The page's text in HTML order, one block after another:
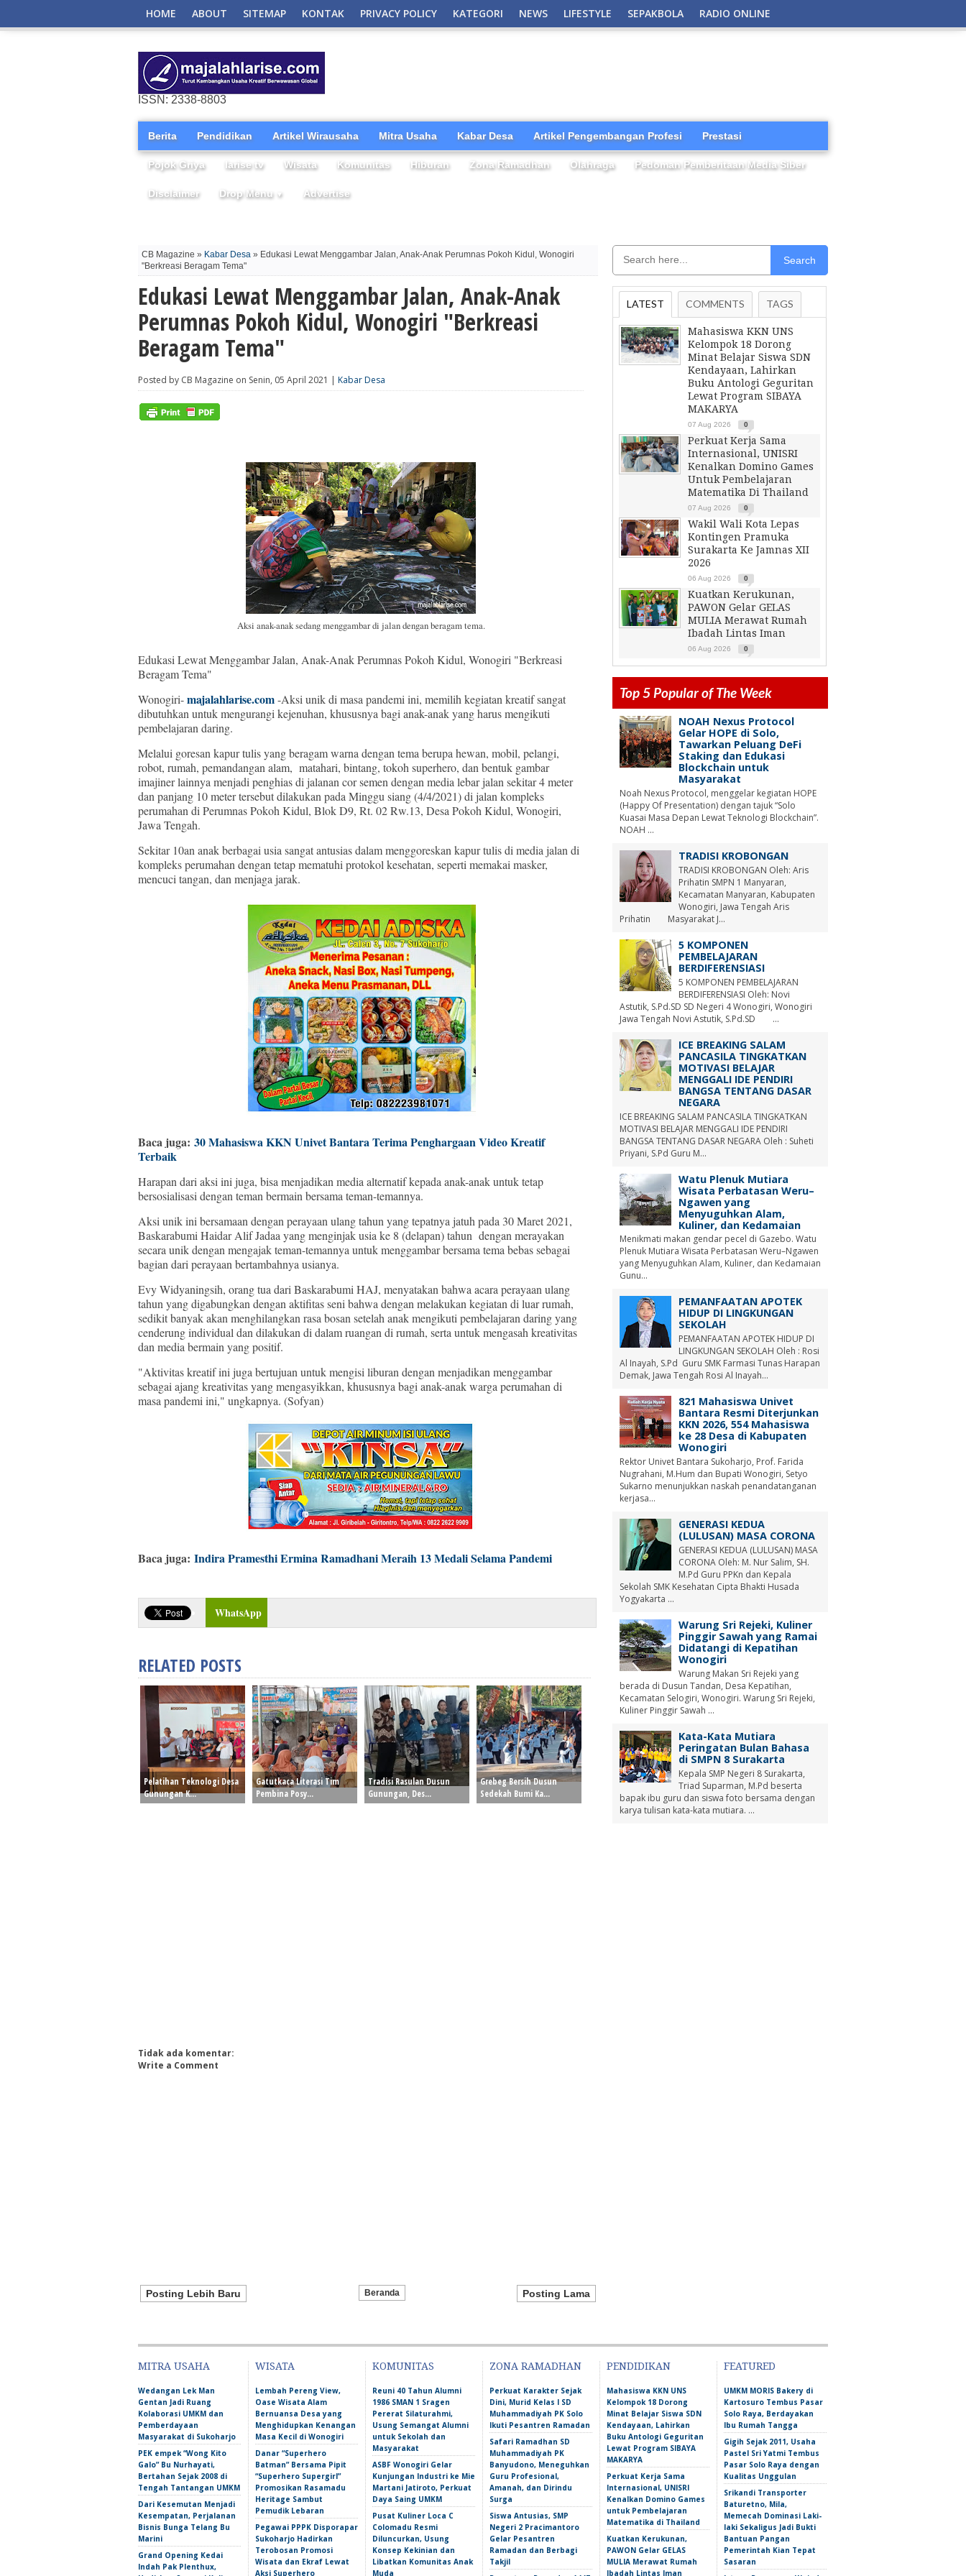
HOME ABOUT SITEMAP KONTAK PRIVACY POLICY KATEGORI NEWS LIFESTYLE SEPAKBOLA RADIO ONLINE
ISSN: 2338-8803
Berita Pendidikan Artikel Wirausaha Mitra Usaha Kabar Desa Artikel Pengembangan Profesi Prestasi
Pojok Griya larise tv Wisata Komunitas Hiburan Zona Ramadhan Olahraga Pedoman Pemberitaan Media Siber
Disclaimer Drop Menu ▼ Advertise
CB Magazine » Kabar Desa » Edukasi Lewat Menggambar Jalan, Anak-Anak Perumnas Pokoh Kidul, Wonogiri
"Berkreasi Beragam Tema"
Edukasi Lewat Menggambar Jalan, Anak-Anak
Perumnas Pokoh Kidul, Wonogiri "Berkreasi
Beragam Tema"
Posted by CB Magazine on Senin, 05 April 2021 | Kabar Desa
Aksi anak-anak sedang menggambar di jalan dengan beragam tema.
Edukasi Lewat Menggambar Jalan, Anak-Anak Perumnas Pokoh Kidul, Wonogiri "Berkreasi
Beragam Tema"
Wonogiri-majalahlarise.com-Aksi unik di masa pandemi ini, memilih kegiatan kreatif sangat
dibutuhkan untuk mengurangi kejenuhan, khususnya bagi anak-anak yang harus mengikuti
pembelajaran daring.
Melalui goresan kapur tulis yang beragam warna dengan tema berupa hewan, mobil, pelangi,
robot, rumah, pemandangan alam, matahari, bintang, tokoh superhero, dan bentuk gambar
imajiner lainnya menjadi penghias di jalanan cor semen dengan media lebar jalan sekitar 4 meter
dan panjang 10 meter tersebut dilakukan pada Minggu siang (4/4/2021) di jalan kompleks
perumahan di Perumnas Pokoh Kidul, Blok D9, Rt. 02 Rw.13, Desa Pokoh Kidul, Wonogiri,
Jawa Tengah.
Sekitar 10an anak berbagai usia sangat antusias dalam menggoreskan kapur tulis di media jalan di
kompleks perumahan dengan tetap mematuhi protokol kesehatan, seperti memakai masker,
mencuci tangan, dan menjaga jarak.
Baca juga: 30 Mahasiswa KKN Univet Bantara Terima Penghargaan Video Kreatif
Terbaik
Harapan dari aksi ini juga, bisa menjadikan media alternatif kepada anak-anak untuk tetap
bersosialisasi dengan teman bermain bersama teman-temannya.
Aksi unik ini bersamaan dengan perayaan ulang tahun yang tepatnya jatuh pada 30 Maret 2021,
Baskarabumi Haidar Alif Jadaa yang menginjak usia ke 8 (delapan) tahun dengan merayakan
secara unik dengan mengajak teman-temannya untuk menggambar bersama tema bebas sebagai
bagian dari perayaan bertambahnya usianya.
Evy Widyaningsih, orang tua dari Baskarabumi HAJ, menyatakan bahwa acara perayaan ulang
tahun yang digabungkan dengan aktifitas seni bahwa dengan melakukan kegiatan di luar rumah,
sedikit banyak akan menghilangkan rasa bosan setelah anak mengikuti pembelajaran daring yang
cenderung individual dan dilakukan di dalam ruangan di rumah, serta untuk mengasah kreativitas
dan media bermain yang positif.
"Aktivitas kreatif ini juga bertujuan untuk mengisi liburan dengan menjadikan menggambar
sebagai ajang kreativitas yang mengasyikkan, khususnya bagi anak-anak warga perumahan di
masa pandemi ini," ungkapnya. (Sofyan)
Baca juga: Indira Pramesthi Ermina Ramadhani Meraih 13 Medali Selama Pandemi
WhatsApp
RELATED POSTS
Pelatihan Teknologi Desa
Gunungan K...
Gatutkaca Literasi Tim
Pembina Posy...
Tradisi Rasulan Dusun
Gunungan, Des...
Grebeg Bersih Dusun
Sedekah Bumi Ka...
Tidak ada komentar:
Write a Comment
Posting Lebih Baru Posting Lama
Beranda
Search
LATEST COMMENTS TAGS
Mahasiswa KKN UNS
Kelompok 18 Dorong
Minat Belajar Siswa SDN
Kendayaan, Lahirkan
Buku Antologi Geguritan
Lewat Program SIBAYA
MAKARYA
07 Aug 2026 0
Perkuat Kerja Sama
Internasional, UNISRI
Kenalkan Domino Games
Untuk Pembelajaran
Matematika Di Thailand
07 Aug 2026 0
Wakil Wali Kota Lepas
Kontingen Pramuka
Surakarta Ke Jamnas XII
2026
06 Aug 2026 0
Kuatkan Kerukunan,
PAWON Gelar GELAS
MULIA Merawat Rumah
Ibadah Lintas Iman
06 Aug 2026 0
Top 5 Popular of The Week
NOAH Nexus Protocol
Gelar HOPE di Solo,
Tawarkan Peluang DeFi
Staking dan Edukasi
Blockchain untuk
Masyarakat
Noah Nexus Protocol, menggelar kegiatan HOPE
(Happy Of Presentation) dengan tajuk “Solo
Kuasai Masa Depan Lewat Teknologi Blockchain”.
NOAH ...
TRADISI KROBONGAN
TRADISI KROBONGAN Oleh: Aris
Prihatin SMPN 1 Manyaran,
Kecamatan Manyaran, Kabupaten
Wonogiri, Jawa Tengah Aris
Prihatin Masyarakat J...
5 KOMPONEN
PEMBELAJARAN
BERDIFERENSIASI
5 KOMPONEN PEMBELAJARAN
BERDIFERENSIASI Oleh: Novi
Astutik, S.Pd.SD SD Negeri 4 Wonogiri, Wonogiri
Jawa Tengah Novi Astutik, S.Pd.SD ...
ICE BREAKING SALAM
PANCASILA TINGKATKAN
MOTIVASI BELAJAR
MENGGALI IDE PENDIRI
BANGSA TENTANG DASAR
NEGARA
ICE BREAKING SALAM PANCASILA TINGKATKAN
MOTIVASI BELAJAR MENGGALI IDE PENDIRI
BANGSA TENTANG DASAR NEGARA Oleh : Suheti
Priyani, S.Pd Guru M...
Watu Plenuk Mutiara
Wisata Perbatasan Weru–
Ngawen yang
Menyuguhkan Alam,
Kuliner, dan Kedamaian
Menikmati makan gendar pecel di Gazebo. Watu
Plenuk Mutiara Wisata Perbatasan Weru–Ngawen
yang Menyuguhkan Alam, Kuliner, dan Kedamaian
Gunu...
PEMANFAATAN APOTEK
HIDUP DI LINGKUNGAN
SEKOLAH
PEMANFAATAN APOTEK HIDUP DI
LINGKUNGAN SEKOLAH Oleh : Rosi
Al Inayah, S.Pd Guru SMK Farmasi Tunas Harapan
Demak, Jawa Tengah Rosi Al Inayah...
821 Mahasiswa Univet
Bantara Resmi Diterjunkan
KKN 2026, 554 Mahasiswa
ke 28 Desa di Kabupaten
Wonogiri
Rektor Univet Bantara Sukoharjo, Prof. Farida
Nugrahani, M.Hum dan Bupati Wonogiri, Setyo
Sukarno menunjukkan naskah penandatanganan
kerjasa...
GENERASI KEDUA
(LULUSAN) MASA CORONA
GENERASI KEDUA (LULUSAN) MASA
CORONA Oleh: M. Nur Salim, SH.
M.Pd Guru PPKn dan Kepala
Sekolah SMK Kesehatan Cipta Bhakti Husada
Yogyakarta ...
Warung Sri Rejeki, Kuliner
Pinggir Sawah yang Ramai
Didatangi di Kepatihan
Wonogiri
Warung Makan Sri Rejeki yang
berada di Dusun Tandan, Desa Kepatihan,
Kecamatan Selogiri, Wonogiri. Warung Sri Rejeki,
Kuliner Pinggir Sawah ...
Kata-Kata Mutiara
Peringatan Bulan Bahasa
di SMPN 8 Surakarta
Kepala SMP Negeri 8 Surakarta,
Triad Suparman, M.Pd beserta
bapak ibu guru dan siswa foto bersama dengan
karya tulisan kata-kata mutiara. ...
MITRA USAHA
Wedangan Lek Man
Gentan Jadi Ruang
Kolaborasi UMKM dan
Pemberdayaan
Masyarakat di Sukoharjo
PEK empek “Wong Kito
Galo” Bu Nurhayati,
Bertahan Sejak 2008 di
Tengah Tantangan UMKM
Dari Kesemutan Menjadi
Kesempatan, Perjalanan
Bisnis Bunga Telang Bu
Marini
Grand Opening Kedai
Indah Pak Plenthux,
WISATA
Lembah Pereng View,
Oase Wisata Alam
Bernuansa Desa yang
Menghidupkan Kenangan
Masa Kecil di Wonogiri
Danar “Superhero
Batman” Bersama Pipit
“Superhero Supergirl”
Promosikan Rasamadu
Heritage Sambut
Pemudik Lebaran
Pegawai PPPK Disporapar
Sukoharjo Hadirkan
Terobosan Promosi
Wisata dan Ekraf Lewat
Aksi Superhero
KOMUNITAS
Reuni 40 Tahun Alumni
1986 SMAN 1 Sragen
Pererat Silaturahmi,
Usung Semangat Alumni
untuk Sekolah dan
Masyarakat
ASBF Wonogiri Gelar
Kunjungan Industri ke Mie
Martani Jatiroto, Perkuat
Daya Saing UMKM
Pusat Kuliner Loca C
Colomadu Resmi
Diluncurkan, Usung
Konsep Kekinian dan
Libatkan Komunitas Anak
Muda
ZONA RAMADHAN
Perkuat Karakter Sejak
Dini, Murid Kelas I SD
Muhammadiyah PK Solo
Ikuti Pesantren Ramadan
Safari Ramadhan SD
Muhammadiyah PK
Banyudono, Meneguhkan
Guru Profesional,
Amanah, dan Dirindu
Surga
Siswa Antusias, SMP
Negeri 2 Pracimantoro
Gelar Pesantren
Ramadan dan Berbagi
Takjil
PENDIDIKAN
Mahasiswa KKN UNS
Kelompok 18 Dorong
Minat Belajar Siswa SDN
Kendayaan, Lahirkan
Buku Antologi Geguritan
Lewat Program SIBAYA
MAKARYA
Perkuat Kerja Sama
Internasional, UNISRI
Kenalkan Domino Games
untuk Pembelajaran
Matematika di Thailand
Kuatkan Kerukunan,
PAWON Gelar GELAS
MULIA Merawat Rumah
Ibadah Lintas Iman
FEATURED
UMKM MORIS Bakery di
Kartosuro Tembus Pasar
Solo Raya, Berdayakan
Ibu Rumah Tangga
Gigih Sejak 2011, Usaha
Pastel Sri Yatmi Tembus
Pasar Solo Raya dengan
Kualitas Unggulan
Srikandi Transporter
Baturetno, Mila,
Memecah Dominasi Laki-
laki Sekaligus Jadi Bukti
Bantuan Pangan
Pemerintah Kian Tepat
Sasaran